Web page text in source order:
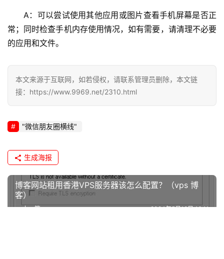
A：可以尝试使用其他应用或图片查看手机屏幕是否正
常；同时检查手机内存使用情况，如有需要，请清理不必要
的应用和文件。
本文来源于互联网，如若侵权，请联系管理员删除，本文链
接：https://www.9969.net/2310.html
"微信朋友圈横线"
生成海报
博客网站租用香港VPS服务器该怎么配置？（vps 博
客）
上一篇 2024年5月18日 16:11